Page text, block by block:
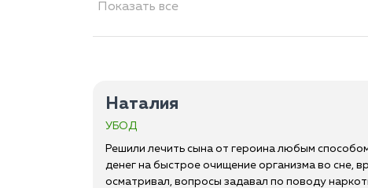
Показать все
Наталия
УБОД
Решили лечить сына от героина любым
денег на быстрое очищение организма во сне,
осматривал, вопросы задавал по поводу